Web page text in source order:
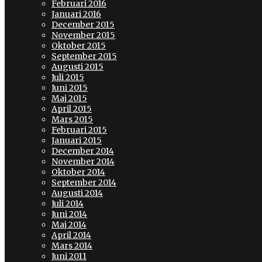
Februari 2016
Januari 2016
December 2015
November 2015
Oktober 2015
September 2015
Augusti 2015
Juli 2015
Juni 2015
Maj 2015
April 2015
Mars 2015
Februari 2015
Januari 2015
December 2014
November 2014
Oktober 2014
September 2014
Augusti 2014
Juli 2014
Juni 2014
Maj 2014
April 2014
Mars 2014
Juni 2011